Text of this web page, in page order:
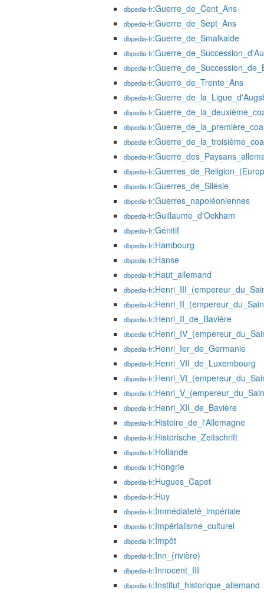
dbpedia-fr:Guerre_de_Cent_Ans
dbpedia-fr:Guerre_de_Sept_Ans
dbpedia-fr:Guerre_de_Smalkalde
dbpedia-fr
dbpedia-fr
dbpedia-fr:Guerre_de_Trente_Ans
dbpedia-fr
dbpedia-fr
dbpedia-fr
dbpedia-fr
dbpedia-fr
dbpedia-fr
dbpedia-fr:Guerres_de_Silésie
dbpedia-fr:Guerres_napoléoniennes
dbpedia-fr:Guillaume_d'Ockham
dbpedia-fr:Génitif
dbpedia-fr:Hambourg
dbpedia-fr:Hanse
dbpedia-fr:Haut_allemand
dbpedia-fr
dbpedia-fr
dbpedia-fr:Henri_II_de_Bavière
dbpedia-fr
dbpedia-fr:Henri_Ier_de_Germanie
dbpedia-fr:Henri_VII_de_Luxembourg
dbpedia-fr
dbpedia-fr
dbpedia-fr:Henri_XII_de_Bavière
dbpedia-fr:Histoire_de_l'Allemagne
dbpedia-fr:Historische_Zeitschrift
dbpedia-fr:Hollande
dbpedia-fr:Hongrie
dbpedia-fr:Hugues_Capet
dbpedia-fr:Huy
dbpedia-fr:Immédiateté_impériale
dbpedia-fr:Impérialisme_culturel
dbpedia-fr:Impôt
dbpedia-fr:Inn_(rivière)
dbpedia-fr:Innocent_III
dbpedia-fr:Institut_historique_allemand